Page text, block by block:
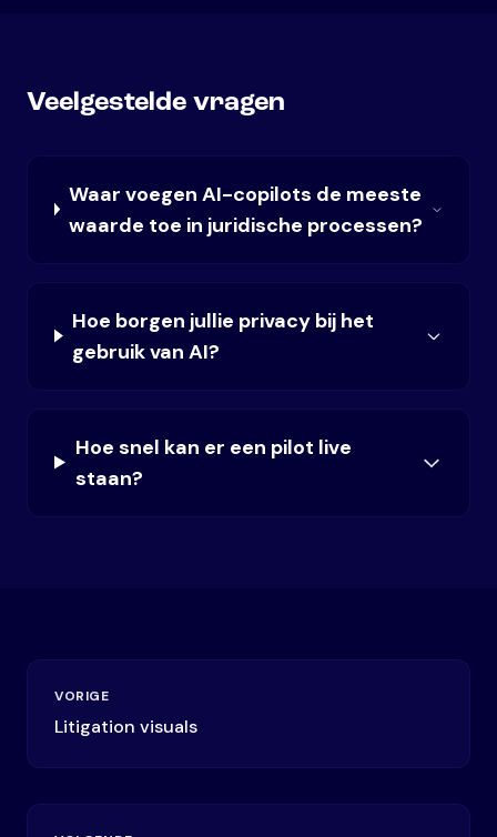
Veelgestelde vragen
Waar voegen AI-copilots de meeste
waarde toe in juridische processen?
Hoe borgen jullie privacy bij het
gebruik van AI?
Hoe snel kan er een pilot live
staan?
VORIGE
Litigation visuals